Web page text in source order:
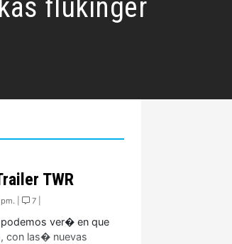
flukinger
TWR
| 7 |
podemos ver� en que
con las� nuevas